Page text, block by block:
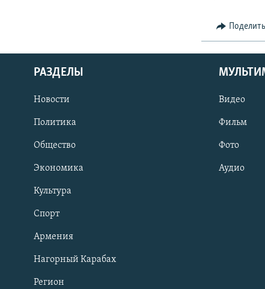
РАЗДЕЛЫ
Новости
Политика
Общество
Экономика
Культура
Спорт
Армения
Нагорный Карабах
Регион
Видео
Фильм
Фото
Аудио